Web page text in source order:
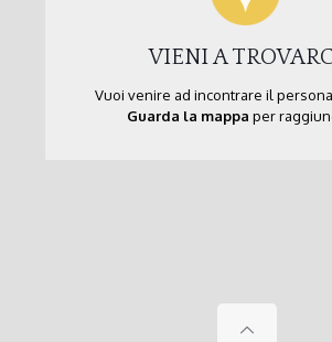
VIENI A
Vuoi venire ad incontrare il
Guarda la mappa per